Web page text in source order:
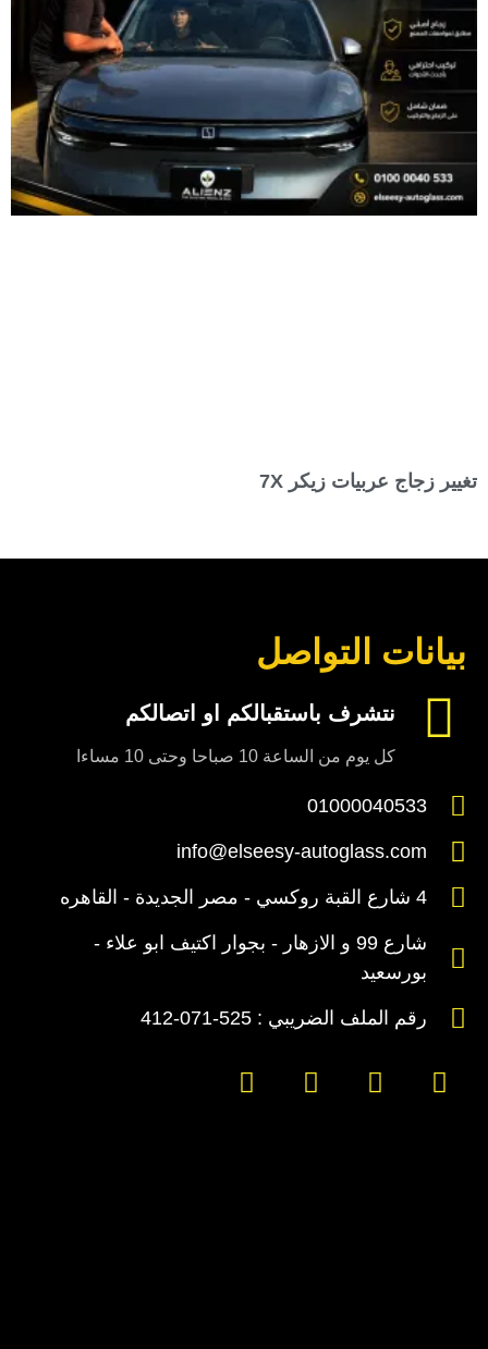
تغيير زجاج عربيات زيكر 7X
بيانات التواصل
نتشرف باستقبالكم او اتصالكم
كل يوم من الساعة 10 صباحا وحتى 10 مساءا
01000040533
info@elseesy-autoglass.com
4 شارع القبة روكسي - مصر الجديدة - القاهره
شارع 99 و الازهار - بجوار اكتيف ابو علاء -
بورسعيد
رقم الملف الضريبي : 525-071-412